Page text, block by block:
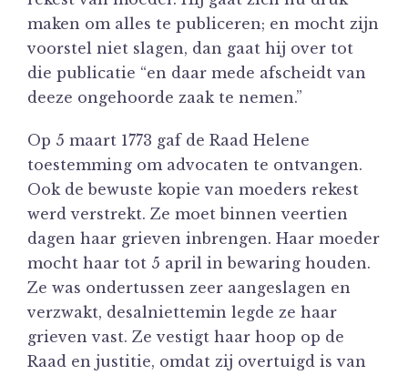
maken om alles te publiceren; en mocht zijn
voorstel niet slagen, dan gaat hij over tot
die publicatie “en daar mede afscheidt van
deeze ongehoorde zaak te nemen.”
Op 5 maart 1773 gaf de Raad Helene
toestemming om advocaten te ontvangen.
Ook de bewuste kopie van moeders rekest
werd verstrekt. Ze moet binnen veertien
dagen haar grieven inbrengen. Haar moeder
mocht haar tot 5 april in bewaring houden.
Ze was ondertussen zeer aangeslagen en
verzwakt, desalniettemin legde ze haar
grieven vast. Ze vestigt haar hoop op de
Raad en justitie, omdat zij overtuigd is van